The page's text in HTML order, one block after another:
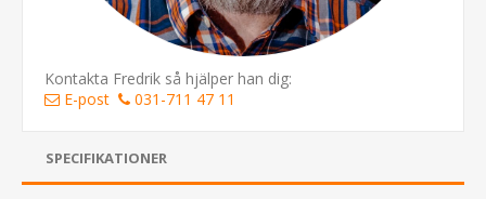
Kontakta Fredrik så hjälper han dig:
E-post
031-711 47 11
SPECIFIKATIONER